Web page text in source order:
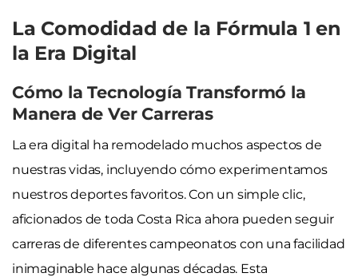
La Comodidad de la Fórmula 1 en
la Era Digital
Cómo la Tecnología Transformó la
Manera de Ver Carreras
La era digital ha remodelado muchos aspectos de
nuestras vidas, incluyendo cómo experimentamos
nuestros deportes favoritos. Con un simple clic,
aficionados de toda Costa Rica ahora pueden seguir
carreras de diferentes campeonatos con una facilidad
inimaginable hace algunas décadas. Esta